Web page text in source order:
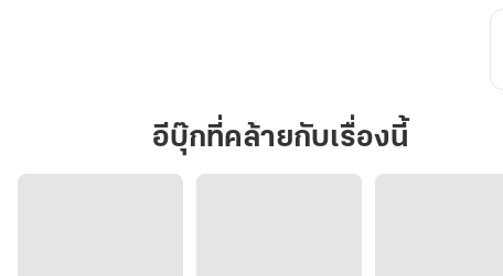
อีบุ๊กที่คล้ายกับเรื่องนี้